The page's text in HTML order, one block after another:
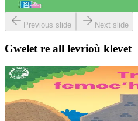
Stok diviet
Previous slide Next slide
Gwelet re all levrioù klevet
3 bloaz hag ouzhpenn
TES
Tri femoc'h bihan